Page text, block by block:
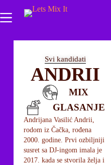
Svi kandidati
ANDRII
MIX
GLASANJE
Andrijana Vasilić Andrii,
rodom iz Čačka, rođena
2000. godine. Prvi ozbiljniji
susret sa DJ-ingom imala je
2017. kada se stvorila želja i